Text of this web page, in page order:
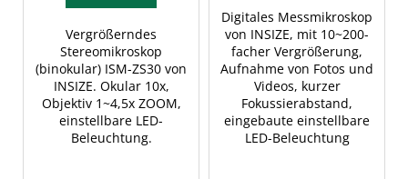
Vergrößerndes
Stereomikroskop
(binokular) ISM-ZS30 von
INSIZE. Okular 10x,
Objektiv 1~4,5x ZOOM,
einstellbare LED-
Beleuchtung.
Digitales Messmikroskop
von INSIZE, mit 10~200-
facher Vergrößerung,
Aufnahme von Fotos und
Videos, kurzer
Fokussierabstand,
eingebaute einstellbare
LED-Beleuchtung